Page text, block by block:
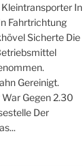
In
Fahrtrichtung
Sicherte Die
Gereinigt.
Gegen 2.30
Der